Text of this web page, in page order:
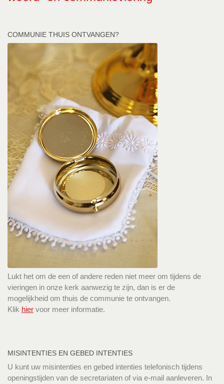
COMMUNIE THUIS ONTVANGEN?
Lukt het om de een of andere reden niet meer om tijdens de
vieringen in onze kerk aanwezig te zijn, dan is er de
mogelijkheid om thuis de communie te ontvangen.
Klik hier voor meer informatie.
MISINTENTIES EN GEBED INTENTIES
U kunt uw misintenties en gebed intenties telefonisch tijdens
openingstijden van de secretariaten of via e-mail aanleveren. In